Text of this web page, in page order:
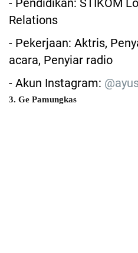
- Pendidikan: STIKOM
Relations
- Pekerjaan: Aktris,
acara, Penyiar radio
- Akun Instagram:
3. Ge Pamungkas